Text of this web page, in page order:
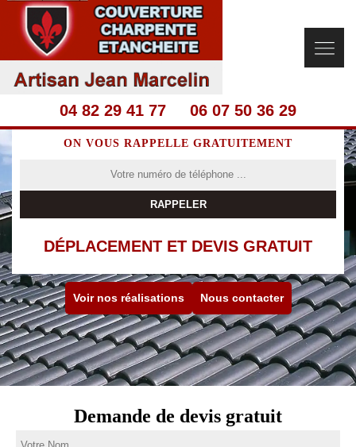
04 82 29 41 77 06 07 50 36 29
ON VOUS RAPPELLE GRATUITEMENT
DÉPLACEMENT ET DEVIS GRATUIT
Voir nos réalisations Nous contacter
Demande de devis gratuit